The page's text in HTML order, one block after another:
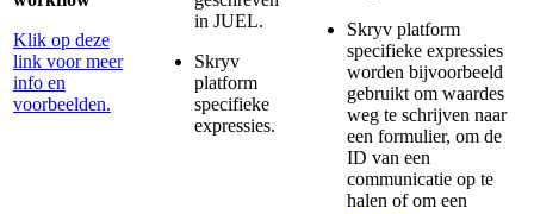
Klik op deze
link voor meer
info en
voorbeelden.
in JUEL.
Skryv
platform
specifieke
expressies.
Skryv platform
specifieke expressies
worden bijvoorbeeld
gebruikt om waardes
weg te schrijven naar
een formulier, om de
ID van een
communicatie op te
halen of om een